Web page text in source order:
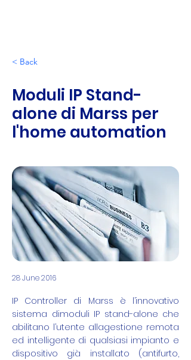
< Back
Moduli IP Stand-
alone di Marss per
l'home automation
28 June 2016
IP Controller di Marss è l’innovativo
sistema dimoduli IP stand-alone che
abilitano l’utente allagestione remota
ed intelligente di qualsiasi impianto e
dispositivo già installato (antifurto,